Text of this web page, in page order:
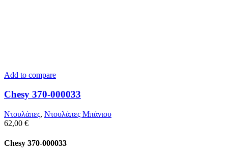
Add to compare
Chesy 370-000033
Ντουλάπες, Ντουλάπες Μπάνιου
62,00 €
Chesy 370-000033